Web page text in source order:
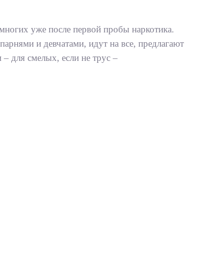
уже после первой пробы наркотика.
и девчатами, идут на все, предлагают
для смелых, если не трус –